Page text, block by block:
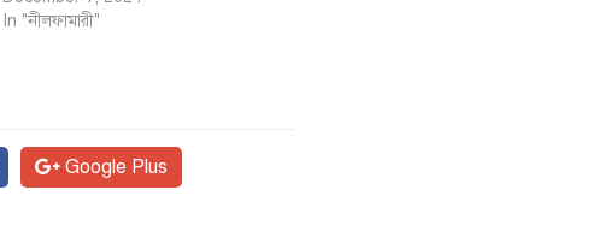
In "নীলফামারী"
Google Plus